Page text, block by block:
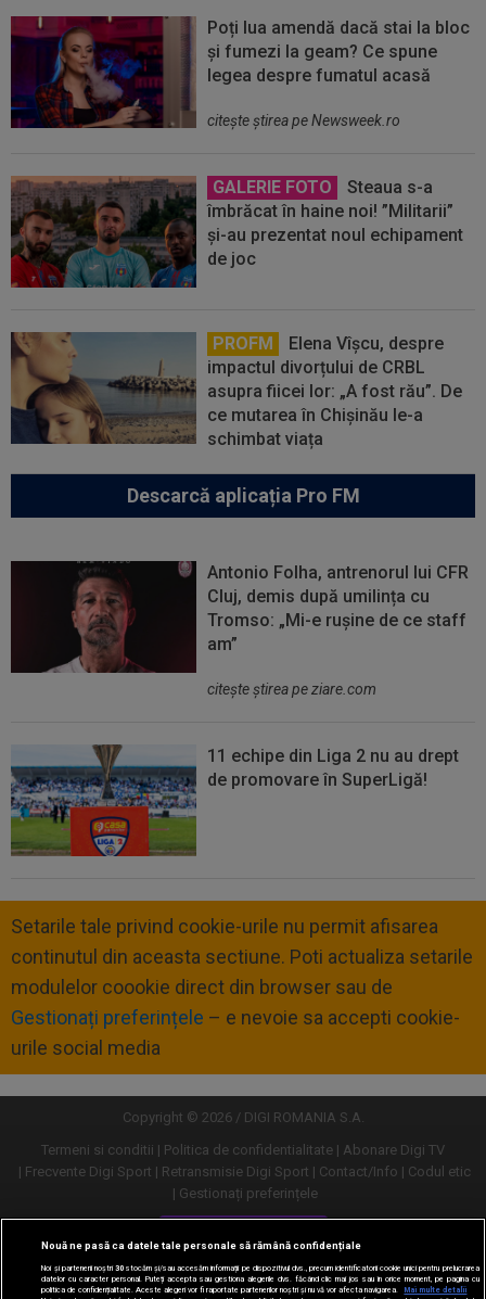
Poți lua amendă dacă stai la bloc
și fumezi la geam? Ce spune
legea despre fumatul acasă
citeşte ştirea pe Newsweek.ro
GALERIE FOTO
Steaua s-a
îmbrăcat în haine noi! ”Militarii”
și-au prezentat noul echipament
de joc
PROFM
Elena Vîșcu, despre
impactul divorțului de CRBL
asupra fiicei lor: „A fost rău”. De
ce mutarea în Chișinău le-a
schimbat viața
Descarcă aplicația Pro FM
Antonio Folha, antrenorul lui CFR
Cluj, demis după umilința cu
Tromso: „Mi-e rușine de ce staff
am”
citeşte ştirea pe ziare.com
11 echipe din Liga 2 nu au drept
de promovare în SuperLigă!
Setarile tale privind cookie-urile nu permit afisarea
continutul din aceasta sectiune. Poti actualiza setarile
modulelor coookie direct din browser sau de
Gestionați preferințele – e nevoie sa accepti cookie-
urile social media
Copyright © 2026 / DIGI ROMANIA S.A.
Termeni si conditii
Politica de confidentialitate
Abonare Digi TV
Frecvente Digi Sport
Retransmisie Digi Sport Contact/Info
Codul etic
Gestionați preferințele
Versiune desktop
Nouă ne pasă ca datele tale personale să rămână confidențiale
Noi și partenerii noștri30stocăm și/sau accesăm informații pe dispozitivul dvs., precum identificatorii cookie unici pentru prelucrarea
datelor cu caracter personal. Puteți accepta sau gestiona alegerile dvs. făcând clic mai jos sau în orice moment, pe pagina cu
politica de confidențialitate. Aceste alegeri vor fi raportate partenerilor noștri și nu vă vor afecta navigarea.
Mai multe detalii